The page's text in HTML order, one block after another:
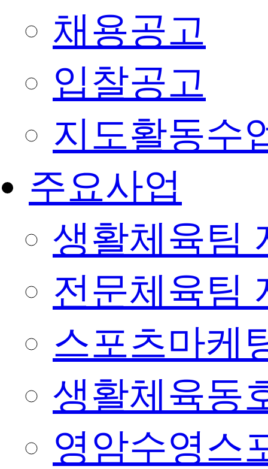
채용공고
입찰공고
지도활동수
주요사업
생활체육팀
전문체육팀
스포츠마케
생활체육동
영암수영스